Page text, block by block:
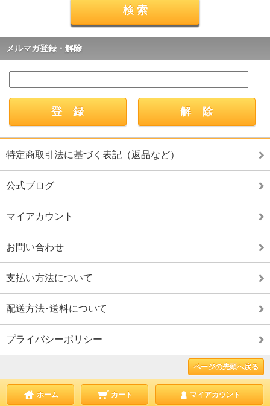
メルマガ登録・解除
特定商取引法に基づく表記（返品など）
公式ブログ
マイアカウント
お問い合わせ
支払い方法について
配送方法･送料について
プライバシーポリシー
ページの先頭へ戻る
ホーム カート マイアカウント